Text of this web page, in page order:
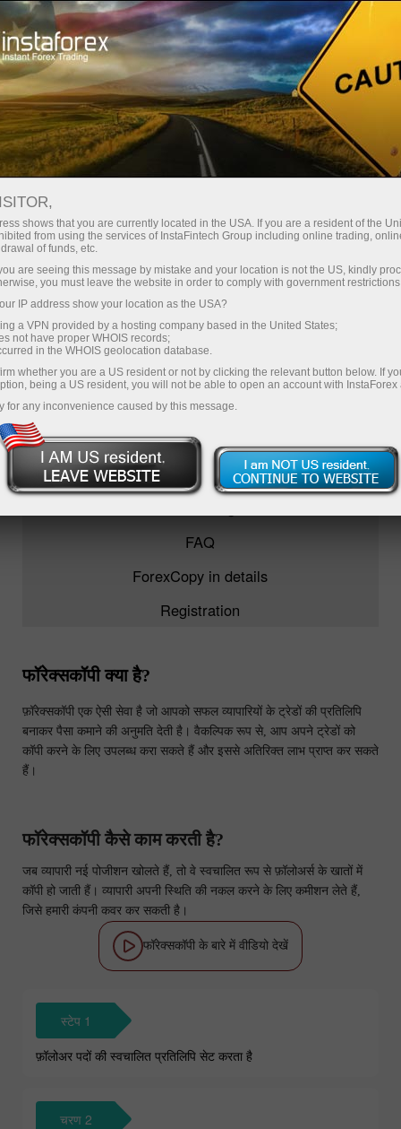
निवेशकों के लिए
ट्रेडिंग खाता खोलें
डेमो खाता खोलें
ForexCopy
TOP-5 traders
FAQ
ForexCopy in details
Registration
फॉरेक्सकॉपी क्या है?
फ़ॉरेक्सकॉपी एक ऐसी सेवा है जो आपको सफल व्यापारियों के ट्रेडों की प्रतिलिपि
बनाकर पैसा कमाने की अनुमति देती है। वैकल्पिक रूप से, आप अपने ट्रेडों को
कॉपी करने के लिए उपलब्ध करा सकते हैं और इससे अतिरिक्त लाभ प्राप्त कर सकते
हैं।
फॉरेक्सकॉपी कैसे काम करती है?
जब व्यापारी नई पोजीशन खोलते हैं, तो वे स्वचालित रूप से फ़ॉलोअर्स के खातों में
कॉपी हो जाती हैं। व्यापारी अपनी स्थिति की नकल करने के लिए कमीशन लेते हैं,
जिसे हमारी कंपनी कवर कर सकती है।
फॉरेक्सकॉपी के बारे में वीडियो देखें
स्टेप 1
फ़ॉलोअर पदों की स्वचालित प्रतिलिपि सेट करता है
चरण 2
shows that you are currently located in the USA. If you are a resident of the
from using the services of InstaFintech Group including online trading,
of funds, etc.
are seeing this message by mistake and your location is not the US, kindly
you must leave the website in order to comply with government
IP address show your location as the USA?
a VPN provided by a hosting company based in the United States;
not have proper WHOIS records;
in the WHOIS geolocation database.
whether you are a US resident or not by clicking the relevant button below. If
being a US resident, you will not be able to open an account with InstaForex
for any inconvenience caused by this message.